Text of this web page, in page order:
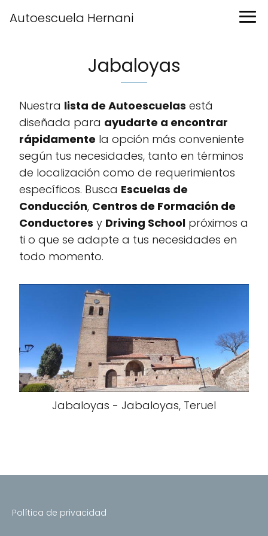
Autoescuela Hernani
Jabaloyas
Nuestra lista de Autoescuelas está
diseñada para ayudarte a encontrar
rápidamente la opción más conveniente
según tus necesidades, tanto en términos
de localización como de requerimientos
específicos. Busca Escuelas de
Conducción, Centros de Formación de
Conductores y Driving School próximos a
ti o que se adapte a tus necesidades en
todo momento.
Jabaloyas - Jabaloyas, Teruel
Política de privacidad